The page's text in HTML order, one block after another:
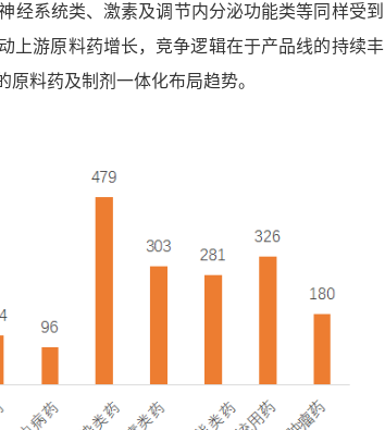
系统类、激素及调节内分泌功能类等同样受到
上游原料药增长，竞争逻辑在于产品线的持续丰
料药及制剂一体化布局趋势。